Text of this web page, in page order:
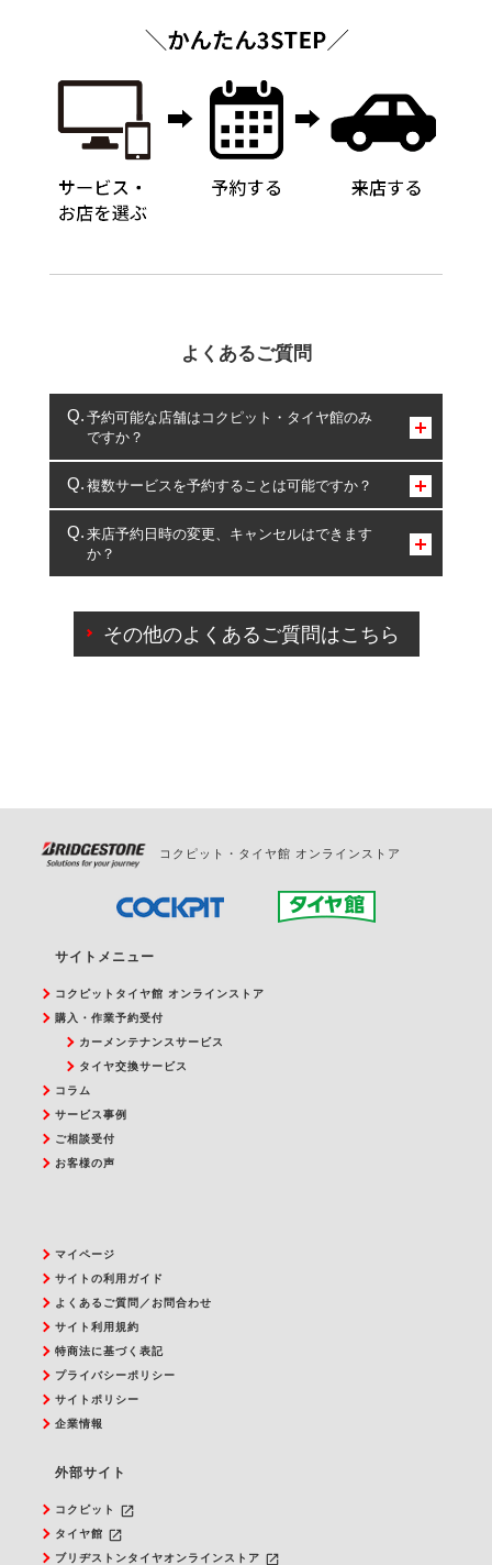
よくあるご質問
予約可能な店舗はコクピット・タイヤ館のみ
ですか？
コクピット・タイヤ館のみとなります。
複数サービスを予約することは可能ですか？
複数サービスのご予約は可能です。
一部の商品・サービスの組み合わせに限り、同時にご予約が
出来ないものもございます。
来店予約日時の変更、キャンセルはできます
か？
ご来店予約日の3営業日前を過ぎている場合のご予約
の日時変更につきましては、直接ご予約の店舗まで
その他のよくあるご質問はこちら
コクピット・タイヤ館 オンラインストア
サイトメニュー
コクピットタイヤ館 オンラインストア
購入・作業予約受付
カーメンテナンスサービス
タイヤ交換サービス
コラム
サービス事例
ご相談受付
お客様の声
マイページ
サイトの利用ガイド
よくあるご質問／お問合わせ
サイト利用規約
特商法に基づく表記
プライバシーポリシー
サイトポリシー
企業情報
外部サイト
コクピット launch
タイヤ館 launch
ブリヂストンタイヤオンラインストア launch